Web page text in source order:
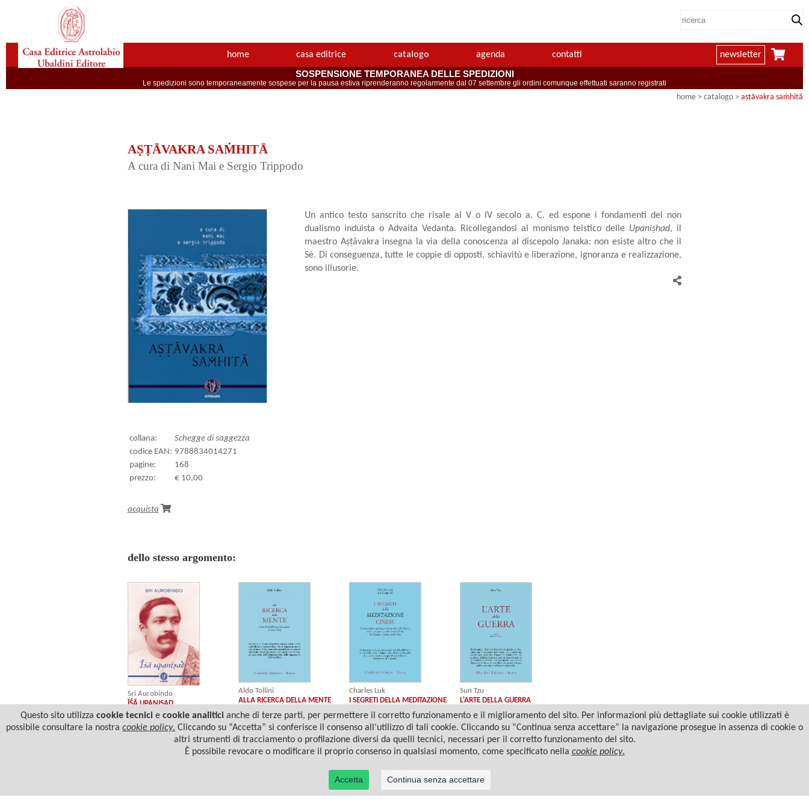
home casa editrice catalogo agenda contatti newsletter
SOSPENSIONE TEMPORANEA DELLE SPEDIZIONI
Le spedizioni sono temporaneamente sospese per la pausa estiva riprenderanno regolarmente dal 07 settembre gli ordini comunque effettuati saranno registrati
home > catalogo > aṣṭāvakra saṁhitā
AṢṬĀVAKRA SAṀHITĀ
A cura di Nani Mai e Sergio Trippodo
Un antico testo sanscrito che risale al V o IV secolo a. C. ed espone i fondamenti del non
dualismo induista o Advaita Vedanta. Ricollegandosi al monismo teistico delle Upaniṣhad, il
maestro Aṣṭāvakra insegna la via della conoscenza al discepolo Janaka: non esiste altro che il
Sé. Di conseguenza, tutte le coppie di opposti, schiavitù e liberazione, ignoranza e realizzazione,
sono illusorie.
collana:
Schegge di saggezza
codice EAN: 9788834014271
pagine:
168
prezzo:
€ 10,00
acquista
dello stesso argomento:
Sri Aurobindo
ĪŚĀ UPANIṢAD
Aldo Tollini
ALLA RICERCA DELLA MENTE
Charles Luk
I SEGRETI DELLA MEDITAZIONE
CINESE
Sun Tzu
L'ARTE DELLA GUERRA
© 2022 Casa Editrice Astrolabio - Ubaldini Editore S.r.l. - P.IVA 10323461003 |
Questo sito utilizza cookie tecnicie cookie analiticianche di terze parti, per permettere il corretto funzionamento e il miglioramento del sito. Per informazioni più dettagliate sui cookie utilizzati è
possibile consultare la nostra cookie policy. Cliccando su “Accetta” si conferisce il consenso all’utilizzo di tali cookie. Cliccando su “Continua senza accettare” la navigazione prosegue in assenza di cookie o
altri strumenti di tracciamento o profilazione diversi da quelli tecnici, necessari per il corretto funzionamento del sito.
È possibile revocare o modificare il proprio consenso in qualsiasi momento, come specificato nella cookie policy.
Accetta Continua senza accettare